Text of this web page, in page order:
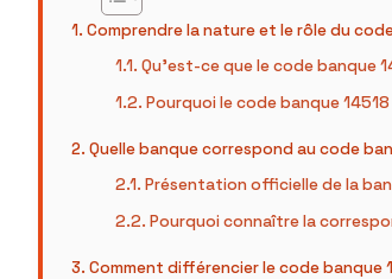
Comprendre la nature et le rôle du
Qu’est-ce que le code banque
Pourquoi le code banque
Quelle banque correspond au code
Présentation officielle de la
Pourquoi connaître la
Comment différencier le code banque